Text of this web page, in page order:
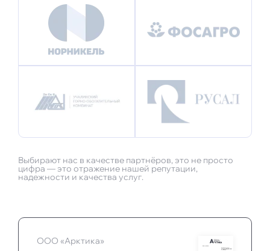
Выбирают нас в качестве партнёров, это не просто
цифра — это отражение нашей репутации,
надежности и качества услуг.
ООО «Арктика»